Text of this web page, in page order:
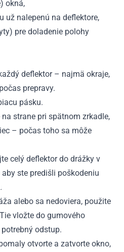
okná,
už nalepenú na deflektore,
pre doladenie polohy
deflektor – najmä okraje,
prepravy.
pásku.
strane pri spätnom zrkadle,
– počas toho sa môže
celý deflektor do drážky v
ste predišli poškodeniu
alebo sa nedoviera, použite
vložte do gumového
odstup.
otvorte a zatvorte okno,